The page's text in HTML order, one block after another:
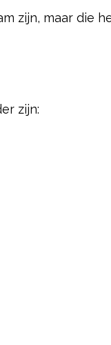
zijn, maar die
zijn: